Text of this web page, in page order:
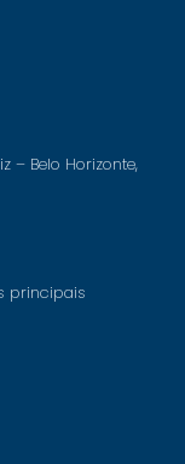
– Belo Horizonte,
principais